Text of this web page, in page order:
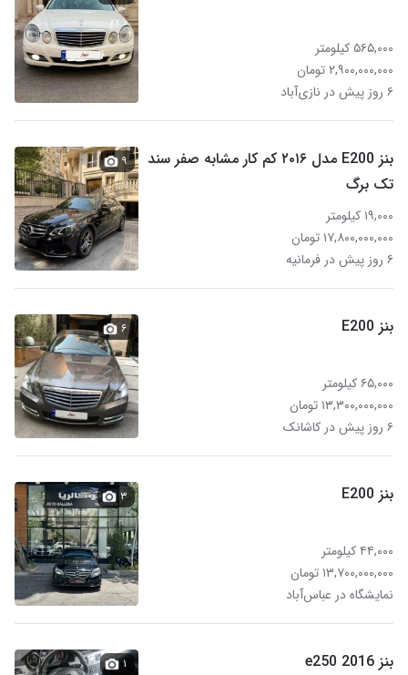
۵۶۵,۰۰۰ کیلومتر
۲,۹۰۰,۰۰۰,۰۰۰ تومان
۶ روز پیش در نازی‌آباد
بنز E200 مدل ۲۰۱۶ کم کار مشابه صفر سند
تک برگ
۱۹,۰۰۰ کیلومتر
۱۷,۸۰۰,۰۰۰,۰۰۰ تومان
۶ روز پیش در فرمانیه
۹
بنز E200
۶۵,۰۰۰ کیلومتر
۱۳,۳۰۰,۰۰۰,۰۰۰ تومان
۶ روز پیش در کاشانک
۶
بنز E200
۴۴,۰۰۰ کیلومتر
۱۳,۷۰۰,۰۰۰,۰۰۰ تومان
نمایشگاه در عباس‌آباد
۳
بنز e250 2016 ۱